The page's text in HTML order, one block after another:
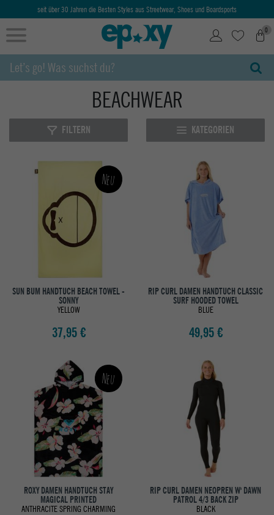
Ab 50€ kostenlose Lieferung & Retoure
0
BEACHWEAR
FILTERN KATEGORIEN
Neu
SUN BUM HANDTUCH BEACH TOWEL -
SONNY
YELLOW
37,95 €
RIP CURL DAMEN HANDTUCH CLASSIC
SURF HOODED TOWEL
BLUE
49,95 €
Neu
ROXY DAMEN HANDTUCH STAY
MAGICAL PRINTED
ANTHRACITE SPRING CHARMING
RIP CURL DAMEN NEOPREN W' DAWN
PATROL 4/3 BACK ZIP
BLACK